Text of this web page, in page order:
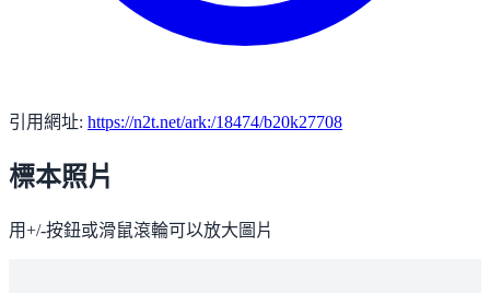
引用網址: https://n2t.net/ark:/18474/b20k27708
標本照片
用+/-按鈕或滑鼠滾輪可以放大圖片